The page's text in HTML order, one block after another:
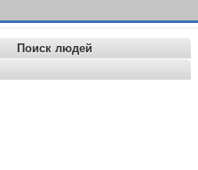
Поиск людей